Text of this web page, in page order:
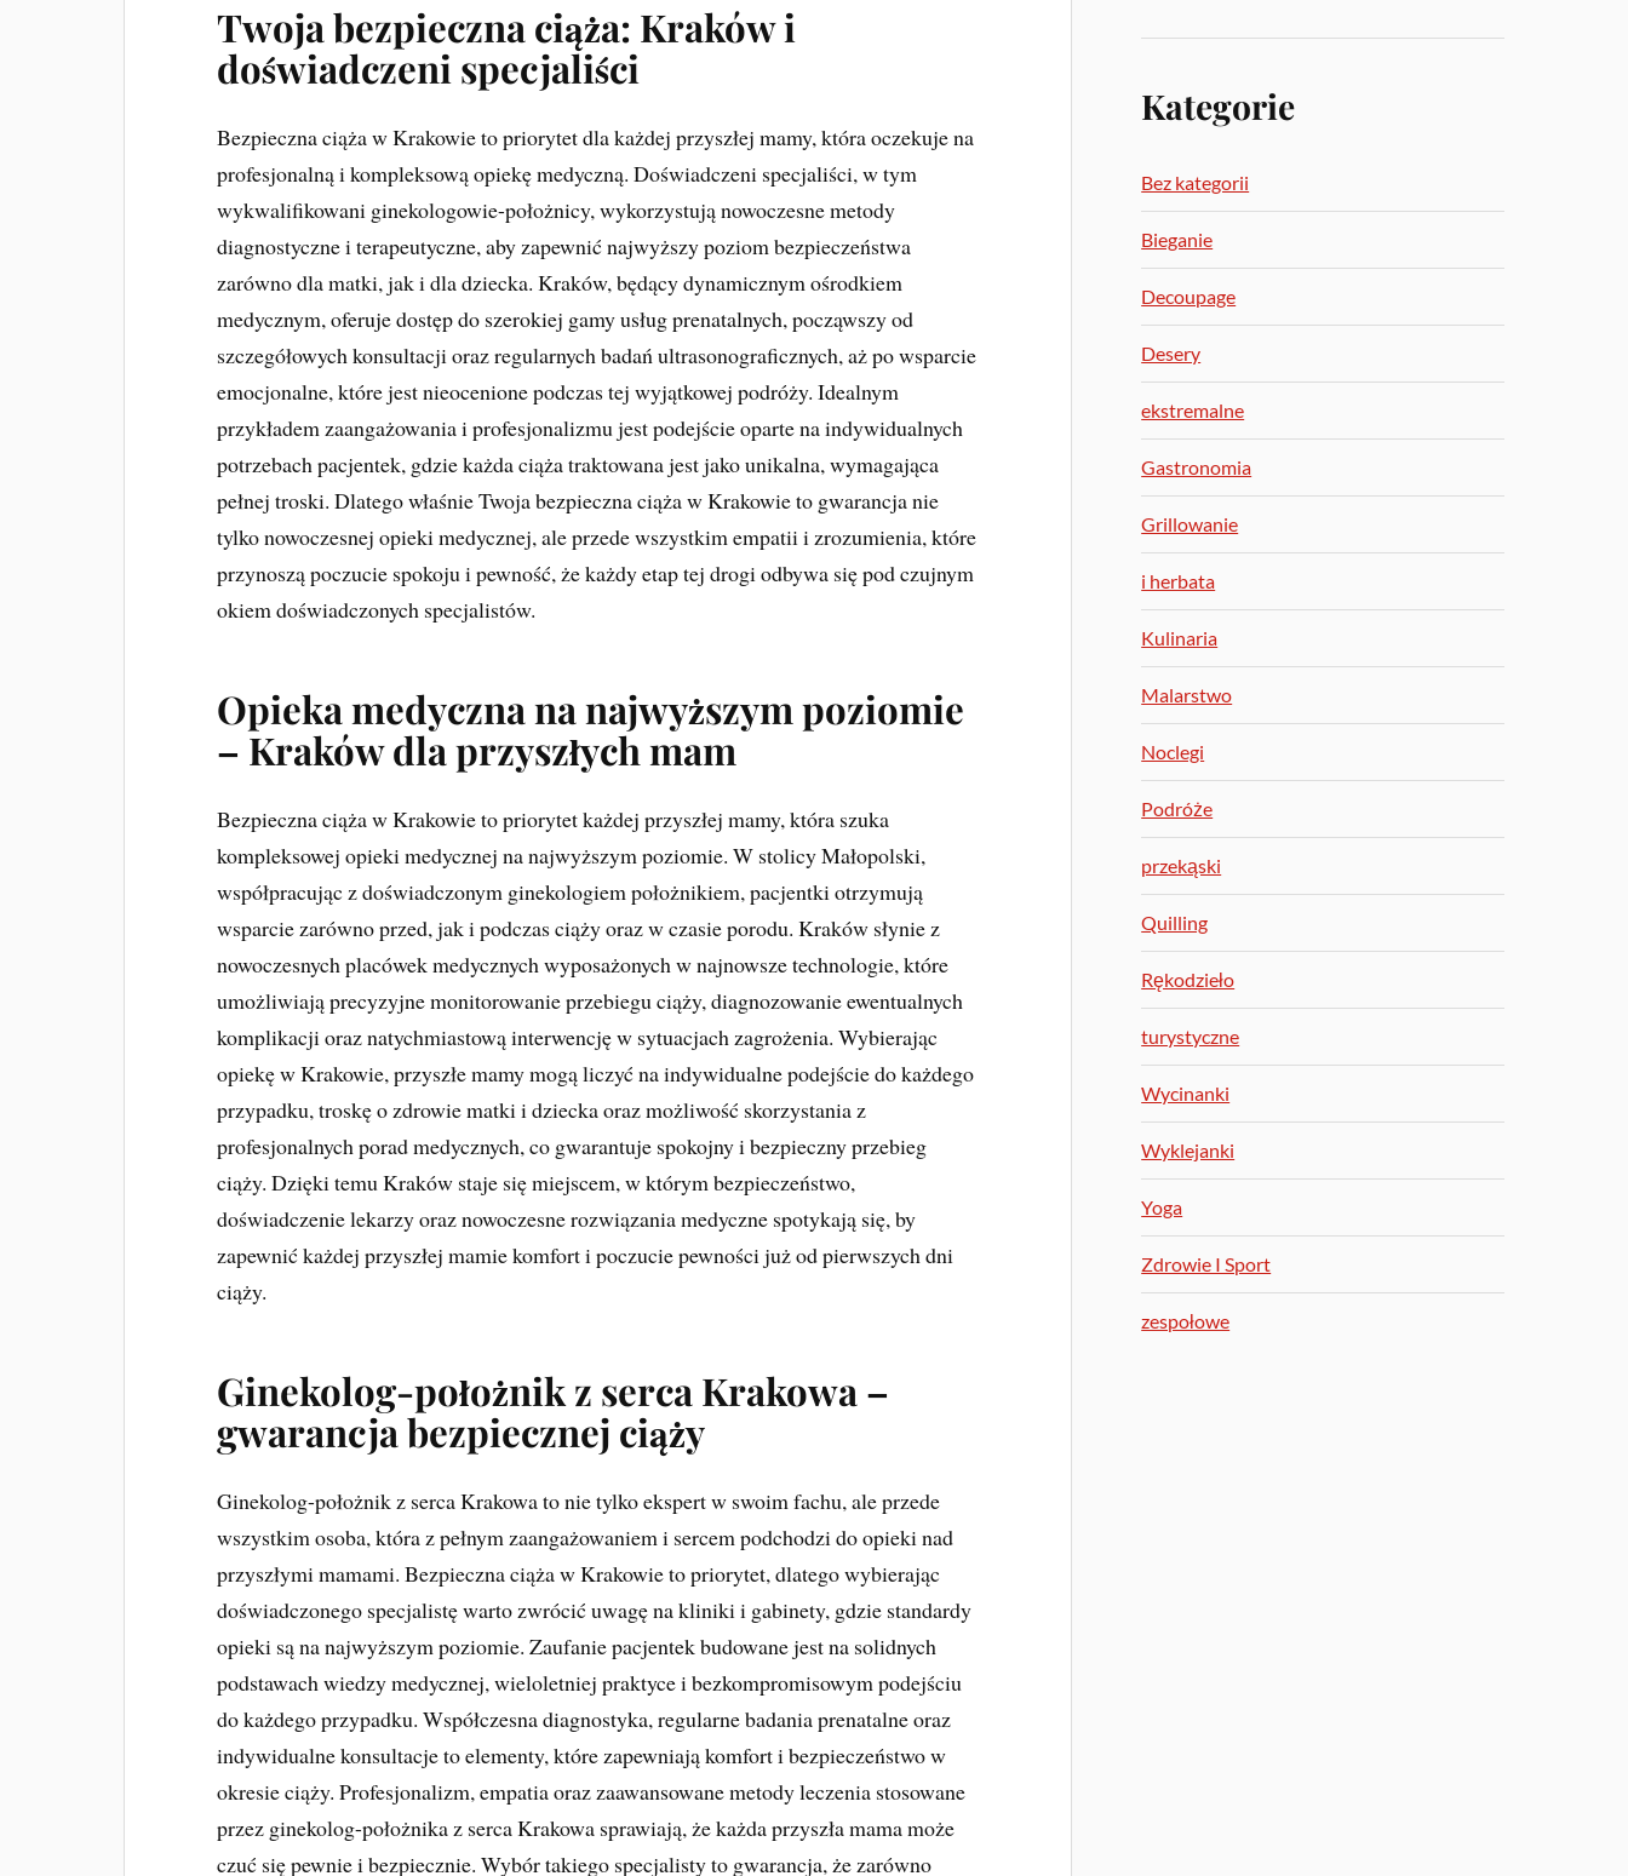
Twoja bezpieczna ciąża: Kraków i
doświadczeni specjaliści
Bezpieczna ciąża w Krakowie to priorytet dla każdej przyszłej mamy, która oczekuje na
profesjonalną i kompleksową opiekę medyczną. Doświadczeni specjaliści, w tym
wykwalifikowani ginekologowie-położnicy, wykorzystują nowoczesne metody
diagnostyczne i terapeutyczne, aby zapewnić najwyższy poziom bezpieczeństwa
zarówno dla matki, jak i dla dziecka. Kraków, będący dynamicznym ośrodkiem
medycznym, oferuje dostęp do szerokiej gamy usług prenatalnych, począwszy od
szczegółowych konsultacji oraz regularnych badań ultrasonograficznych, aż po wsparcie
emocjonalne, które jest nieocenione podczas tej wyjątkowej podróży. Idealnym
przykładem zaangażowania i profesjonalizmu jest podejście oparte na indywidualnych
potrzebach pacjentek, gdzie każda ciąża traktowana jest jako unikalna, wymagająca
pełnej troski. Dlatego właśnie Twoja bezpieczna ciąża w Krakowie to gwarancja nie
tylko nowoczesnej opieki medycznej, ale przede wszystkim empatii i zrozumienia, które
przynoszą poczucie spokoju i pewność, że każdy etap tej drogi odbywa się pod czujnym
okiem doświadczonych specjalistów.
Opieka medyczna na najwyższym poziomie
– Kraków dla przyszłych mam
Bezpieczna ciąża w Krakowie to priorytet każdej przyszłej mamy, która szuka
kompleksowej opieki medycznej na najwyższym poziomie. W stolicy Małopolski,
współpracując z doświadczonym ginekologiem położnikiem, pacjentki otrzymują
wsparcie zarówno przed, jak i podczas ciąży oraz w czasie porodu. Kraków słynie z
nowoczesnych placówek medycznych wyposażonych w najnowsze technologie, które
umożliwiają precyzyjne monitorowanie przebiegu ciąży, diagnozowanie ewentualnych
komplikacji oraz natychmiastową interwencję w sytuacjach zagrożenia. Wybierając
opiekę w Krakowie, przyszłe mamy mogą liczyć na indywidualne podejście do każdego
przypadku, troskę o zdrowie matki i dziecka oraz możliwość skorzystania z
profesjonalnych porad medycznych, co gwarantuje spokojny i bezpieczny przebieg
ciąży. Dzięki temu Kraków staje się miejscem, w którym bezpieczeństwo,
doświadczenie lekarzy oraz nowoczesne rozwiązania medyczne spotykają się, by
zapewnić każdej przyszłej mamie komfort i poczucie pewności już od pierwszych dni
ciąży.
Ginekolog-położnik z serca Krakowa –
gwarancja bezpiecznej ciąży
Ginekolog-położnik z serca Krakowa to nie tylko ekspert w swoim fachu, ale przede
wszystkim osoba, która z pełnym zaangażowaniem i sercem podchodzi do opieki nad
przyszłymi mamami. Bezpieczna ciąża w Krakowie to priorytet, dlatego wybierając
doświadczonego specjalistę warto zwrócić uwagę na kliniki i gabinety, gdzie standardy
opieki są na najwyższym poziomie. Zaufanie pacjentek budowane jest na solidnych
podstawach wiedzy medycznej, wieloletniej praktyce i bezkompromisowym podejściu
do każdego przypadku. Współczesna diagnostyka, regularne badania prenatalne oraz
indywidualne konsultacje to elementy, które zapewniają komfort i bezpieczeństwo w
okresie ciąży. Profesjonalizm, empatia oraz zaawansowane metody leczenia stosowane
przez ginekolog-położnika z serca Krakowa sprawiają, że każda przyszła mama może
czuć się pewnie i bezpiecznie. Wybór takiego specjalisty to gwarancja, że zarówno
Kategorie
Bez kategorii
Bieganie
Decoupage
Desery
ekstremalne
Gastronomia
Grillowanie
i herbata
Kulinaria
Malarstwo
Noclegi
Podróże
przekąski
Quilling
Rękodzieło
turystyczne
Wycinanki
Wyklejanki
Yoga
Zdrowie I Sport
zespołowe